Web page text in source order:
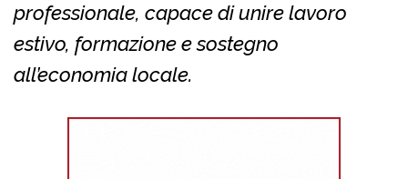
professionale, capace di unire lavoro
estivo, formazione e sostegno
all’economia locale.